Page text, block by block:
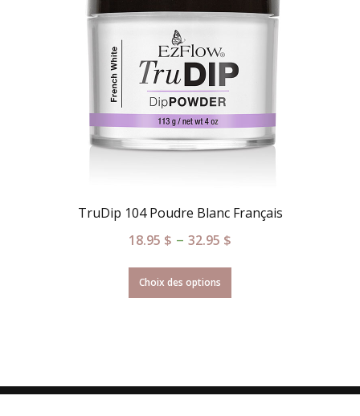
TruDip 104 Poudre Blanc Français
18.95 $ – 32.95 $
Choix des options